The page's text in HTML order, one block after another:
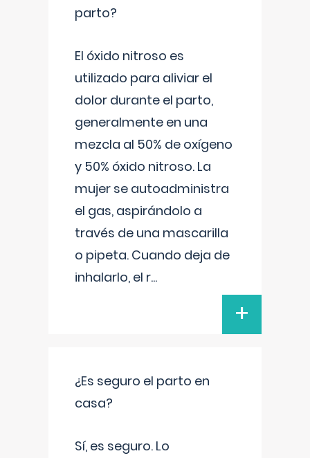
parto?
El óxido nitroso es
utilizado para aliviar el
dolor durante el parto,
generalmente en una
mezcla al 50% de oxígeno
y 50% óxido nitroso. La
mujer se autoadministra
el gas, aspirándolo a
través de una mascarilla
o pipeta. Cuando deja de
inhalarlo, el r...
+
¿Es seguro el parto en
casa?
Sí, es seguro. Lo